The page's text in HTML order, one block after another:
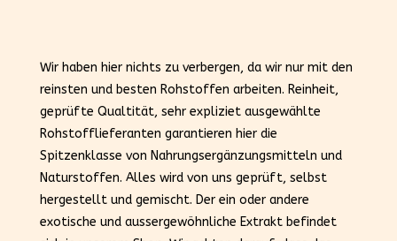
Wir haben hier nichts zu verbergen, da wir nur mit den
reinsten und besten Rohstoffen arbeiten. Reinheit,
geprüfte Qualtität, sehr expliziet ausgewählte
Rohstofflieferanten garantieren hier die
Spitzenklasse von Nahrungsergänzungsmitteln und
Naturstoffen. Alles wird von uns geprüft, selbst
hergestellt und gemischt. Der ein oder andere
exotische und aussergewöhnliche Extrakt befindet